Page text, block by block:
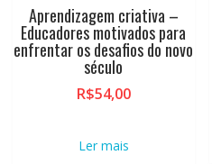
Aprendizagem criativa –
Educadores motivados para
enfrentar os desafios do novo
século
R$54,00
Ler mais